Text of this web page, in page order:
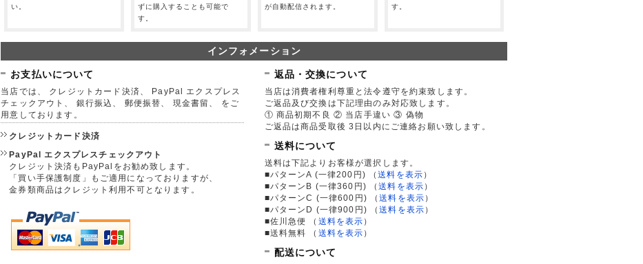
い。
ずに購入することも可能で
す。
が自動配信されます。
す。
インフォメーション
お支払いについて
当店では、 クレジットカード決済、 PayPal エクスプレス
チェックアウト、 銀行振込、 郵便振替、 現金書留、 をご
用意しております。
クレジットカード決済
PayPal エクスプレスチェックアウト
クレジット決済もPayPalをお勧め致します。
「買い手保護制度」もご適用になっておりますが、
金券類商品はクレジット利用不可となります。
返品・交換について
当店は消費者権利尊重と法令遵守を約束致します。
ご返品及び交換は下記理由のみ対応致します。
① 商品初期不良 ② 当店手違い ③ 偽物
ご返品は商品受取後 3日以内にご連絡お願い致します。
送料について
送料は下記よりお客様が選択します。
■パターンA (一律200円)
（送料を表示 ）
■パターンB (一律360円)
（送料を表示 ）
■パターンC (一律600円)
（送料を表示 ）
■パターンD (一律900円)
（送料を表示 ）
■佐川急便
（ 送料を表示 ）
■送料無料
（ 送料を表示 ）
配送について